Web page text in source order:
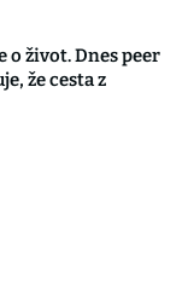
o život. Dnes peer
že cesta z